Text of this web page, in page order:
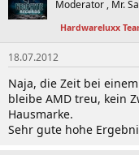
Moderator , Mr.
Hardwareluxx
18.07.2012
Naja, die Zeit bei
bleibe AMD treu, kein
Hausmarke.
Sehr gute hohe